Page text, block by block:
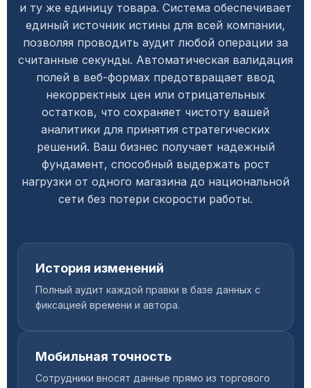
и ту же единицу товара. Система обеспечивает
единый источник истины для всей компании,
позволяя проводить аудит любой операции за
считанные секунды. Автоматическая валидация
полей в веб-формах предотвращает ввод
некорректных цен или отрицательных
остатков, что сохраняет чистоту вашей
аналитики для принятия стратегических
решений. Ваш бизнес получает надежный
фундамент, способный выдержать рост
нагрузки от одного магазина до национальной
сети без потери скорости работы.
История изменений
Полный аудит каждой правки в базе данных с
фиксацией времени и автора.
Мобильная точность
Сотрудники вносят данные прямо из торгового